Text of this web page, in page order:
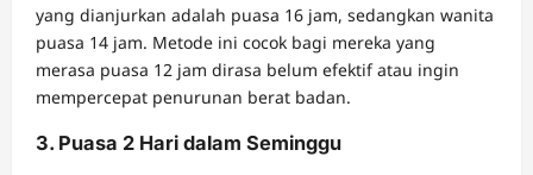
yang dianjurkan adalah puasa 16 jam, sedangkan wanita
puasa 14 jam. Metode ini cocok bagi mereka yang
merasa puasa 12 jam dirasa belum efektif atau ingin
mempercepat penurunan berat badan.
3. Puasa 2 Hari dalam Seminggu